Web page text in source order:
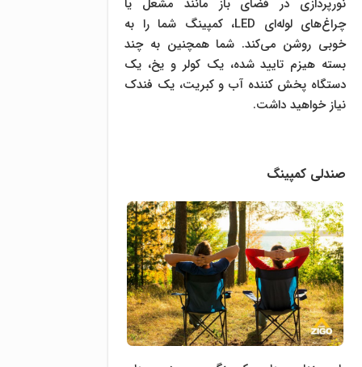
نورپردازی در فضای باز مانند مشعل یا
چراغ‌های لوله‌ای LED، کمپینگ شما را به
خوبی روشن می‌کند. شما همچنین به چند
بسته هیزم تایید شده، یک کولر و یخ، یک
دستگاه پخش کننده آب و کبریت، یک فندک
نیاز خواهید داشت.
صندلی کمپینگ